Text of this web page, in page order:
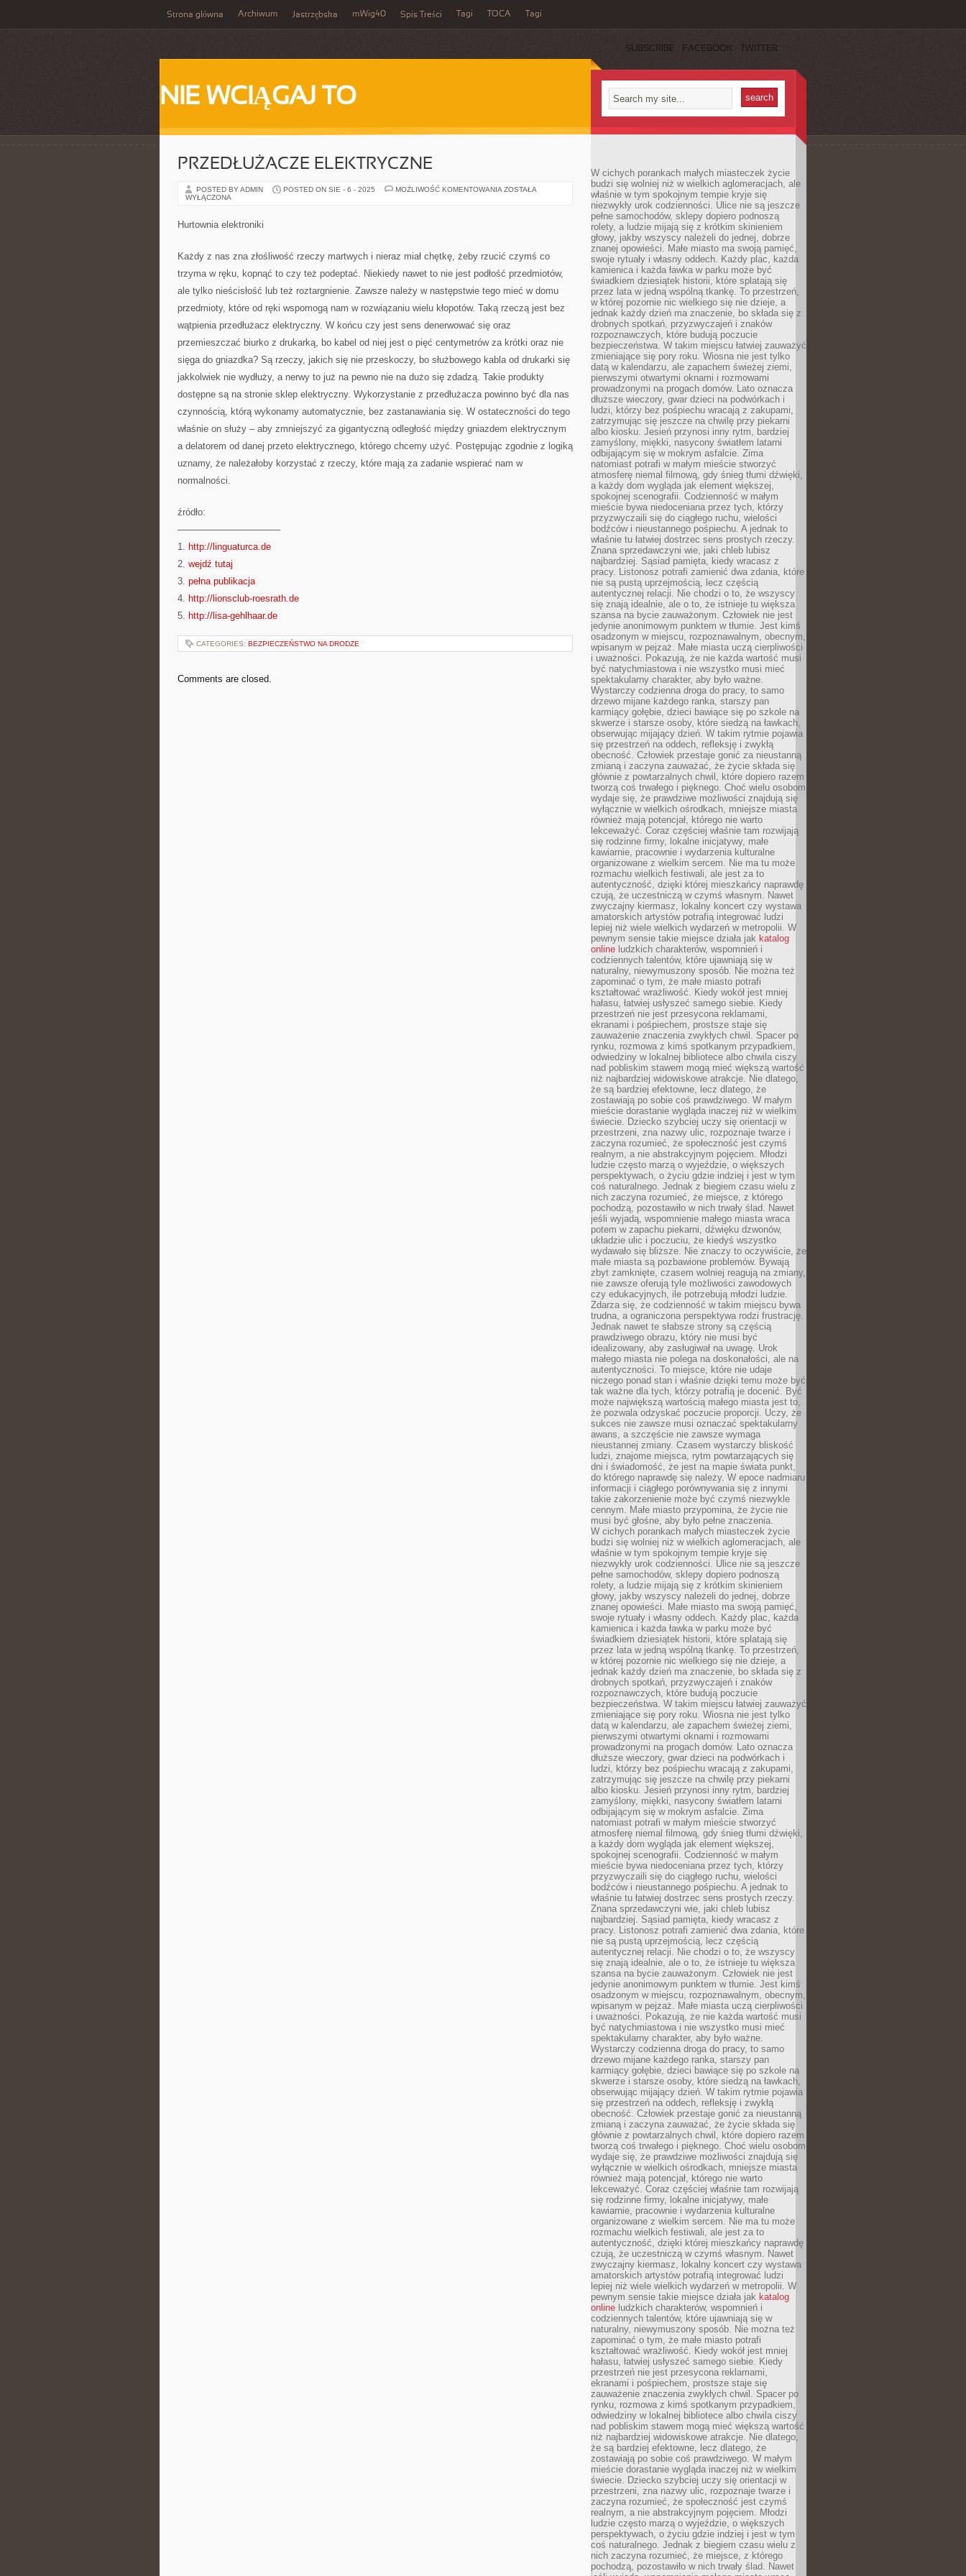
Strona główna Archiwum Jastrzębska mWig40 Spis Treści Tagi TOCA Tagi
SUBSCRIBE FACEBOOK TWITTER
NIE WCIĄGAJ TO
PRZEDŁUŻACZE ELEKTRYCZNE
POSTED BY ADMIN POSTED ON SIE - 6 - 2025 MOŻLIWOŚĆ KOMENTOWANIA PRZEDŁUŻACZE
ZOSTAŁA
WYŁĄCZONA
Hurtownia elektroniki
Każdy z nas zna złośliwość rzeczy martwych i nieraz miał chętkę, żeby rzucić czymś co
trzyma w ręku, kopnąć to czy też podeptać. Niekiedy nawet to nie jest podłość przedmiotów,
ale tylko nieścisłość lub też roztargnienie. Zawsze należy w następstwie tego mieć w domu
przedmioty, które od ręki wspomogą nam w rozwiązaniu wielu kłopotów. Taką rzeczą jest bez
wątpienia przedłużacz elektryczny. W końcu czy jest sens denerwować się oraz
przemieszczać biurko z drukarką, bo kabel od niej jest o pięć centymetrów za krótki oraz nie
sięga do gniazdka? Są rzeczy, jakich się nie przeskoczy, bo służbowego kabla od drukarki się
jakkolwiek nie wydłuży, a nerwy to już na pewno nie na dużo się zdadzą. Takie produkty
dostępne są na stronie sklep elektryczny. Wykorzystanie z przedłużacza powinno być dla nas
czynnością, którą wykonamy automatycznie, bez zastanawiania się. W ostateczności do tego
właśnie on służy – aby zmniejszyć za gigantyczną odległość między gniazdem elektrycznym
a delatorem od danej przeto elektrycznego, którego chcemy użyć. Postępując zgodnie z logiką
uznamy, że należałoby korzystać z rzeczy, które mają za zadanie wspierać nam w
normalności.
źródło:
———————————
1. http://linguaturca.de
2. wejdź tutaj
3. pełna publikacja
4. http://lionsclub-roesrath.de
5. http://lisa-gehlhaar.de
CATEGORIES: BEZPIECZEŃSTWO NA DRODZE
Comments are closed.
W cichych porankach małych miasteczek życie
budzi się wolniej niż w wielkich aglomeracjach, ale
właśnie w tym spokojnym tempie kryje się
niezwykły urok codzienności. Ulice nie są jeszcze
pełne samochodów, sklepy dopiero podnoszą
rolety, a ludzie mijają się z krótkim skinieniem
głowy, jakby wszyscy należeli do jednej, dobrze
znanej opowieści. Małe miasto ma swoją pamięć,
swoje rytuały i własny oddech. Każdy plac, każda
kamienica i każda ławka w parku może być
świadkiem dziesiątek historii, które splatają się
przez lata w jedną wspólną tkankę. To przestrzeń,
w której pozornie nic wielkiego się nie dzieje, a
jednak każdy dzień ma znaczenie, bo składa się z
drobnych spotkań, przyzwyczajeń i znaków
rozpoznawczych, które budują poczucie
bezpieczeństwa. W takim miejscu łatwiej zauważyć
zmieniające się pory roku. Wiosna nie jest tylko
datą w kalendarzu, ale zapachem świeżej ziemi,
pierwszymi otwartymi oknami i rozmowami
prowadzonymi na progach domów. Lato oznacza
dłuższe wieczory, gwar dzieci na podwórkach i
ludzi, którzy bez pośpiechu wracają z zakupami,
zatrzymując się jeszcze na chwilę przy piekarni
albo kiosku. Jesień przynosi inny rytm, bardziej
zamyślony, miękki, nasycony światłem latarni
odbijającym się w mokrym asfalcie. Zima
natomiast potrafi w małym mieście stworzyć
atmosferę niemal filmową, gdy śnieg tłumi dźwięki,
a każdy dom wygląda jak element większej,
spokojnej scenografii. Codzienność w małym
mieście bywa niedoceniana przez tych, którzy
przyzwyczaili się do ciągłego ruchu, wielości
bodźców i nieustannego pośpiechu. A jednak to
właśnie tu łatwiej dostrzec sens prostych rzeczy.
Znana sprzedawczyni wie, jaki chleb lubisz
najbardziej. Sąsiad pamięta, kiedy wracasz z
pracy. Listonosz potrafi zamienić dwa zdania, które
nie są pustą uprzejmością, lecz częścią
autentycznej relacji. Nie chodzi o to, że wszyscy
się znają idealnie, ale o to, że istnieje tu większa
szansa na bycie zauważonym. Człowiek nie jest
jedynie anonimowym punktem w tłumie. Jest kimś
osadzonym w miejscu, rozpoznawalnym, obecnym,
wpisanym w pejzaż. Małe miasta uczą cierpliwości
i uważności. Pokazują, że nie każda wartość musi
być natychmiastowa i nie wszystko musi mieć
spektakularny charakter, aby było ważne.
Wystarczy codzienna droga do pracy, to samo
drzewo mijane każdego ranka, starszy pan
karmiący gołębie, dzieci bawiące się po szkole na
skwerze i starsze osoby, które siedzą na ławkach,
obserwując mijający dzień. W takim rytmie pojawia
się przestrzeń na oddech, refleksję i zwykłą
obecność. Człowiek przestaje gonić za nieustanną
zmianą i zaczyna zauważać, że życie składa się
głównie z powtarzalnych chwil, które dopiero razem
tworzą coś trwałego i pięknego. Choć wielu osobom
wydaje się, że prawdziwe możliwości znajdują się
wyłącznie w wielkich ośrodkach, mniejsze miasta
również mają potencjał, którego nie warto
lekceważyć. Coraz częściej właśnie tam rozwijają
się rodzinne firmy, lokalne inicjatywy, małe
kawiarnie, pracownie i wydarzenia kulturalne
organizowane z wielkim sercem. Nie ma tu może
rozmachu wielkich festiwali, ale jest za to
autentyczność, dzięki której mieszkańcy naprawdę
czują, że uczestniczą w czymś własnym. Nawet
zwyczajny kiermasz, lokalny koncert czy wystawa
amatorskich artystów potrafią integrować ludzi
lepiej niż wiele wielkich wydarzeń w metropolii. W
pewnym sensie takie miejsce działa jak katalog
online ludzkich charakterów, wspomnień i
codziennych talentów, które ujawniają się w
naturalny, niewymuszony sposób. Nie można też
zapominać o tym, że małe miasto potrafi
kształtować wrażliwość. Kiedy wokół jest mniej
hałasu, łatwiej usłyszeć samego siebie. Kiedy
przestrzeń nie jest przesycona reklamami,
ekranami i pośpiechem, prostsze staje się
zauważenie znaczenia zwykłych chwil. Spacer po
rynku, rozmowa z kimś spotkanym przypadkiem,
odwiedziny w lokalnej bibliotece albo chwila ciszy
nad pobliskim stawem mogą mieć większą wartość
niż najbardziej widowiskowe atrakcje. Nie dlatego,
że są bardziej efektowne, lecz dlatego, że
zostawiają po sobie coś prawdziwego. W małym
mieście dorastanie wygląda inaczej niż w wielkim
świecie. Dziecko szybciej uczy się orientacji w
przestrzeni, zna nazwy ulic, rozpoznaje twarze i
zaczyna rozumieć, że społeczność jest czymś
realnym, a nie abstrakcyjnym pojęciem. Młodzi
ludzie często marzą o wyjeździe, o większych
perspektywach, o życiu gdzie indziej i jest w tym
coś naturalnego. Jednak z biegiem czasu wielu z
nich zaczyna rozumieć, że miejsce, z którego
pochodzą, pozostawiło w nich trwały ślad. Nawet
jeśli wyjadą, wspomnienie małego miasta wraca
potem w zapachu piekarni, dźwięku dzwonów,
układzie ulic i poczuciu, że kiedyś wszystko
wydawało się bliższe. Nie znaczy to oczywiście, że
małe miasta są pozbawione problemów. Bywają
zbyt zamknięte, czasem wolniej reagują na zmiany,
nie zawsze oferują tyle możliwości zawodowych
czy edukacyjnych, ile potrzebują młodzi ludzie.
Zdarza się, że codzienność w takim miejscu bywa
trudna, a ograniczona perspektywa rodzi frustrację.
Jednak nawet te słabsze strony są częścią
prawdziwego obrazu, który nie musi być
idealizowany, aby zasługiwał na uwagę. Urok
małego miasta nie polega na doskonałości, ale na
autentyczności. To miejsce, które nie udaje
niczego ponad stan i właśnie dzięki temu może być
tak ważne dla tych, którzy potrafią je docenić. Być
może największą wartością małego miasta jest to,
że pozwala odzyskać poczucie proporcji. Uczy, że
sukces nie zawsze musi oznaczać spektakularny
awans, a szczęście nie zawsze wymaga
nieustannej zmiany. Czasem wystarczy bliskość
ludzi, znajome miejsca, rytm powtarzających się
dni i świadomość, że jest na mapie świata punkt,
do którego naprawdę się należy. W epoce nadmiaru
informacji i ciągłego porównywania się z innymi
takie zakorzenienie może być czymś niezwykle
cennym. Małe miasto przypomina, że życie nie
musi być głośne, aby było pełne znaczenia.
W cichych porankach małych miasteczek życie
budzi się wolniej niż w wielkich aglomeracjach, ale
właśnie w tym spokojnym tempie kryje się
niezwykły urok codzienności. Ulice nie są jeszcze
pełne samochodów, sklepy dopiero podnoszą
rolety, a ludzie mijają się z krótkim skinieniem
głowy, jakby wszyscy należeli do jednej, dobrze
znanej opowieści. Małe miasto ma swoją pamięć,
swoje rytuały i własny oddech. Każdy plac, każda
kamienica i każda ławka w parku może być
świadkiem dziesiątek historii, które splatają się
przez lata w jedną wspólną tkankę. To przestrzeń,
w której pozornie nic wielkiego się nie dzieje, a
jednak każdy dzień ma znaczenie, bo składa się z
drobnych spotkań, przyzwyczajeń i znaków
rozpoznawczych, które budują poczucie
bezpieczeństwa. W takim miejscu łatwiej zauważyć
zmieniające się pory roku. Wiosna nie jest tylko
datą w kalendarzu, ale zapachem świeżej ziemi,
pierwszymi otwartymi oknami i rozmowami
prowadzonymi na progach domów. Lato oznacza
dłuższe wieczory, gwar dzieci na podwórkach i
ludzi, którzy bez pośpiechu wracają z zakupami,
zatrzymując się jeszcze na chwilę przy piekarni
albo kiosku. Jesień przynosi inny rytm, bardziej
zamyślony, miękki, nasycony światłem latarni
odbijającym się w mokrym asfalcie. Zima
natomiast potrafi w małym mieście stworzyć
atmosferę niemal filmową, gdy śnieg tłumi dźwięki,
a każdy dom wygląda jak element większej,
spokojnej scenografii. Codzienność w małym
mieście bywa niedoceniana przez tych, którzy
przyzwyczaili się do ciągłego ruchu, wielości
bodźców i nieustannego pośpiechu. A jednak to
właśnie tu łatwiej dostrzec sens prostych rzeczy.
Znana sprzedawczyni wie, jaki chleb lubisz
najbardziej. Sąsiad pamięta, kiedy wracasz z
pracy. Listonosz potrafi zamienić dwa zdania, które
nie są pustą uprzejmością, lecz częścią
autentycznej relacji. Nie chodzi o to, że wszyscy
się znają idealnie, ale o to, że istnieje tu większa
szansa na bycie zauważonym. Człowiek nie jest
jedynie anonimowym punktem w tłumie. Jest kimś
osadzonym w miejscu, rozpoznawalnym, obecnym,
wpisanym w pejzaż. Małe miasta uczą cierpliwości
i uważności. Pokazują, że nie każda wartość musi
być natychmiastowa i nie wszystko musi mieć
spektakularny charakter, aby było ważne.
Wystarczy codzienna droga do pracy, to samo
drzewo mijane każdego ranka, starszy pan
karmiący gołębie, dzieci bawiące się po szkole na
skwerze i starsze osoby, które siedzą na ławkach,
obserwując mijający dzień. W takim rytmie pojawia
się przestrzeń na oddech, refleksję i zwykłą
obecność. Człowiek przestaje gonić za nieustanną
zmianą i zaczyna zauważać, że życie składa się
głównie z powtarzalnych chwil, które dopiero razem
tworzą coś trwałego i pięknego. Choć wielu osobom
wydaje się, że prawdziwe możliwości znajdują się
wyłącznie w wielkich ośrodkach, mniejsze miasta
również mają potencjał, którego nie warto
lekceważyć. Coraz częściej właśnie tam rozwijają
się rodzinne firmy, lokalne inicjatywy, małe
kawiarnie, pracownie i wydarzenia kulturalne
organizowane z wielkim sercem. Nie ma tu może
rozmachu wielkich festiwali, ale jest za to
autentyczność, dzięki której mieszkańcy naprawdę
czują, że uczestniczą w czymś własnym. Nawet
zwyczajny kiermasz, lokalny koncert czy wystawa
amatorskich artystów potrafią integrować ludzi
lepiej niż wiele wielkich wydarzeń w metropolii. W
pewnym sensie takie miejsce działa jak katalog
online ludzkich charakterów, wspomnień i
codziennych talentów, które ujawniają się w
naturalny, niewymuszony sposób. Nie można też
zapominać o tym, że małe miasto potrafi
kształtować wrażliwość. Kiedy wokół jest mniej
hałasu, łatwiej usłyszeć samego siebie. Kiedy
przestrzeń nie jest przesycona reklamami,
ekranami i pośpiechem, prostsze staje się
zauważenie znaczenia zwykłych chwil. Spacer po
rynku, rozmowa z kimś spotkanym przypadkiem,
odwiedziny w lokalnej bibliotece albo chwila ciszy
nad pobliskim stawem mogą mieć większą wartość
niż najbardziej widowiskowe atrakcje. Nie dlatego,
że są bardziej efektowne, lecz dlatego, że
zostawiają po sobie coś prawdziwego. W małym
mieście dorastanie wygląda inaczej niż w wielkim
świecie. Dziecko szybciej uczy się orientacji w
przestrzeni, zna nazwy ulic, rozpoznaje twarze i
zaczyna rozumieć, że społeczność jest czymś
realnym, a nie abstrakcyjnym pojęciem. Młodzi
ludzie często marzą o wyjeździe, o większych
perspektywach, o życiu gdzie indziej i jest w tym
coś naturalnego. Jednak z biegiem czasu wielu z
nich zaczyna rozumieć, że miejsce, z którego
pochodzą, pozostawiło w nich trwały ślad. Nawet